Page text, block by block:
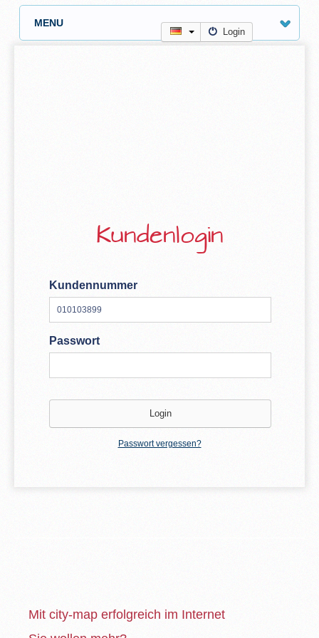
MENU
Login
Kundenlogin
Kundennummer
Passwort
Passwort vergessen?
Mit city-map erfolgreich im Internet